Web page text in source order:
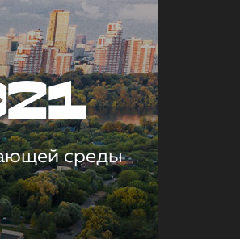
среды